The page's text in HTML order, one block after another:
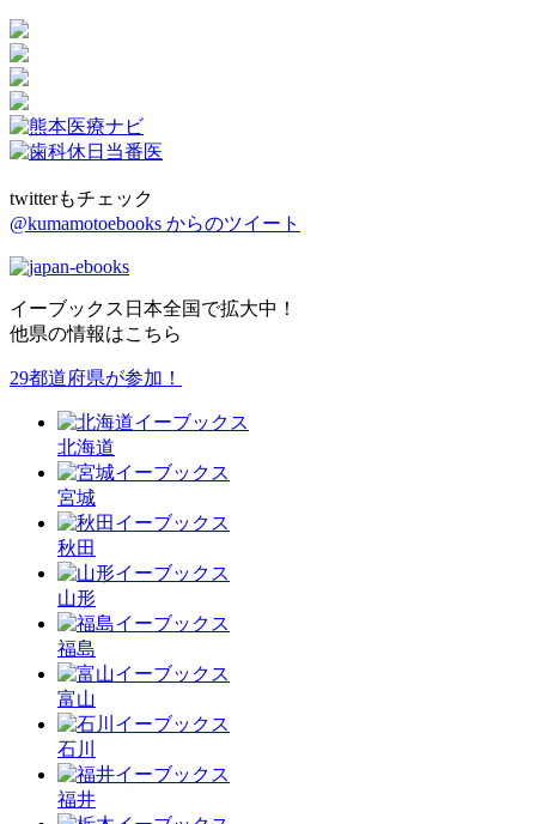
twitterもチェック
@kumamotoebooks からのツイート
イーブックス日本全国で拡大中！
他県の情報はこちら
29都道府県が参加！
北海道
宮城
秋田
山形
福島
富山
石川
福井